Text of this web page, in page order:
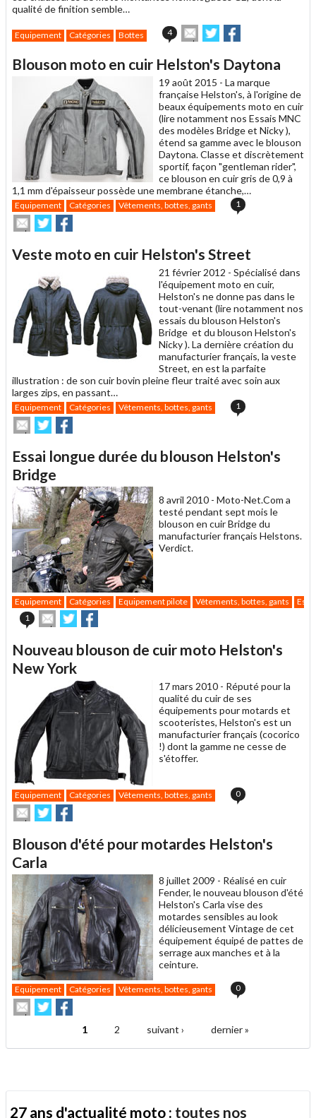
qualité de finition semble…
Equipement Catégories Bottes 4
Envoyer
cet
à
un
ami
Partager
sur sur
Blouson moto en cuir Helston's Daytona
19 août 2015 - La marque
française Helston's, à l'origine de
beaux équipements moto en cuir
(lire notamment nos Essais MNC
des modèles Bridge et Nicky ),
étend sa gamme avec le blouson
Daytona. Classe et discrètement
sportif, façon "gentleman rider",
ce blouson en cuir gris de 0,9 à
1,1 mm d'épaisseur possède une membrane étanche,…
Equipement Catégories Vêtements, bottes, gants 1
Envoyer
cet
à
Partager
sur
sur
Veste moto en cuir Helston's Street
21 février 2012 - Spécialisé dans
l'équipement moto en cuir,
Helston's ne donne pas dans le
tout-venant (lire notamment nos
essais du blouson Helston's
Bridge et du blouson Helston's
Nicky ). La dernière création du
manufacturier français, la veste
Street, en est la parfaite
illustration : de son cuir bovin pleine fleur traité avec soin aux
larges zips, en passant…
Equipement Catégories Vêtements, bottes, gants 1
Envoyer
cet
à
un
ami
Partager
sur
sur
Essai longue durée du blouson Helston's
Bridge
8 avril 2010 - Moto-Net.Com a
testé pendant sept mois le
blouson en cuir Bridge du
manufacturier français Helstons.
Verdict.
Equipement Catégories Equipement pilote Vêtements, bottes, gants
1
Envoyer
cet
à
un
ami
Partager
sur sur
Nouveau blouson de cuir moto Helston's
New York
17 mars 2010 - Réputé pour la
qualité du cuir de ses
équipements pour motards et
scooteristes, Helston's est un
manufacturier français (cocorico
!) dont la gamme ne cesse de
s'étoffer.
Equipement Catégories Vêtements, bottes, gants 0
Envoyer
cet
à
un
ami
Partager
sur
sur
Blouson d'été pour motardes Helston's
Carla
8 juillet 2009 - Réalisé en cuir
Fender, le nouveau blouson d'été
Helston's Carla vise des
motardes sensibles au look
délicieusement Vintage de cet
équipement équipé de pattes de
serrage aux manches et à la
ceinture.
Equipement Catégories Vêtements, bottes, gants 0
Envoyer
cet
un
Partager
sur
sur
Facebook
1 2 suivant › dernier »
27 ans d'actualité moto : toutes nos